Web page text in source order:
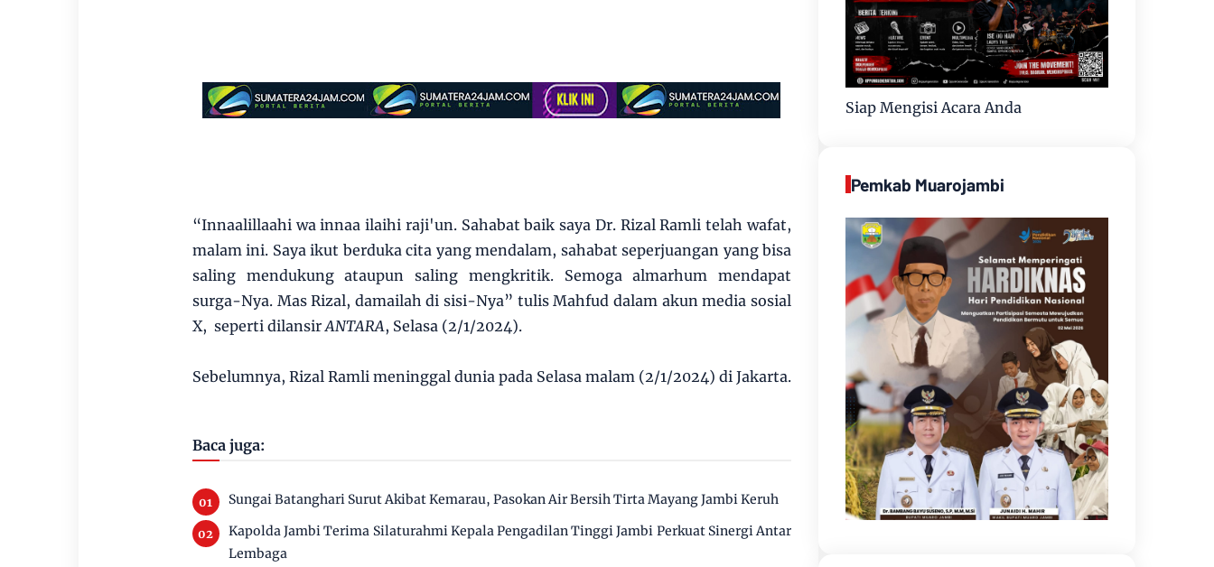
“Innaalillaahi wa innaa ilaihi raji'un. Sahabat baik saya Dr. Rizal Ramli telah wafat,
malam ini. Saya ikut berduka cita yang mendalam, sahabat seperjuangan yang bisa
saling mendukung ataupun saling mengkritik. Semoga almarhum mendapat
surga-Nya. Mas Rizal, damailah di sisi-Nya” tulis Mahfud dalam akun media sosial
X, seperti dilansirANTARA, Selasa (2/1/2024).
Sebelumnya, Rizal Ramli meninggal dunia pada Selasa malam (2/1/2024) di Jakarta.
Baca juga:
Sungai Batanghari Surut Akibat Kemarau, Pasokan Air Bersih Tirta Mayang Jambi Keruh
Kapolda Jambi Terima Silaturahmi Kepala Pengadilan Tinggi Jambi Perkuat Sinergi Antar
Lembaga
Siap Mengisi Acara Anda
Pemkab Muarojambi